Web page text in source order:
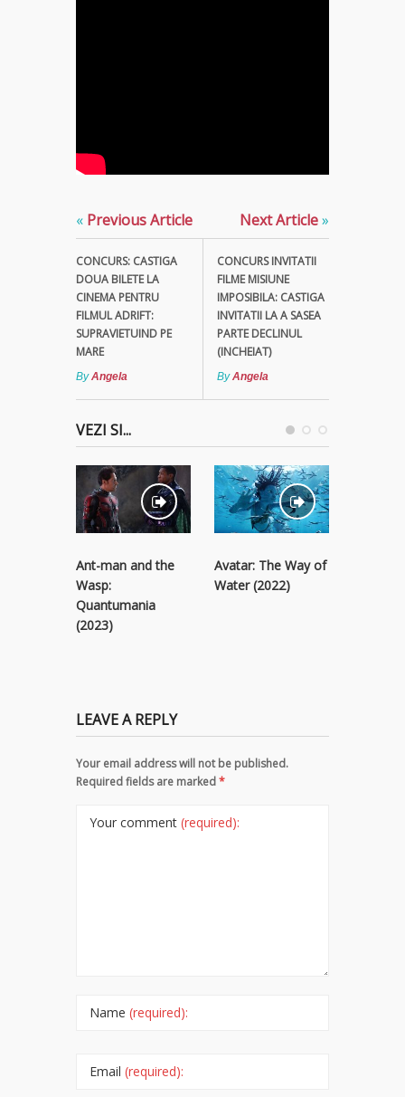
« Previous Article
CONCURS: CASTIGA
DOUA BILETE LA
CINEMA PENTRU
FILMUL ADRIFT:
SUPRAVIETUIND PE
MARE
ByAngela
Next Article»
CONCURS INVITATII
FILME MISIUNE
IMPOSIBILA: CASTIGA
INVITATII LA A SASEA
PARTE DECLINUL
(INCHEIAT)
ByAngela
VEZI SI...
Ant-man and the
Wasp:
Quantumania
(2023)
Avatar: The Way of
Water (2022)
LEAVE A REPLY
Your email address will not be published.
Required fields are marked*
Your comment (required):
Name (required):
Email (required):